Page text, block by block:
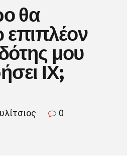
θα
μου
ΙΧ;
0